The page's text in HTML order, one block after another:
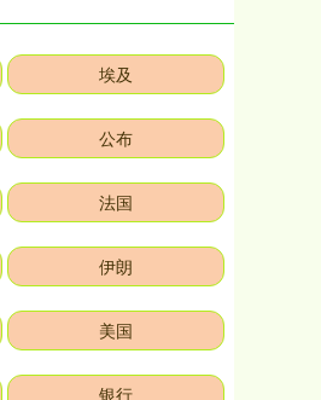
埃及
公布
法国
伊朗
美国
银行